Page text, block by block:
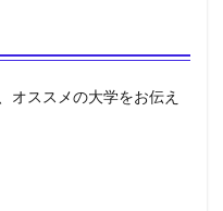
オススメの大学をお伝え